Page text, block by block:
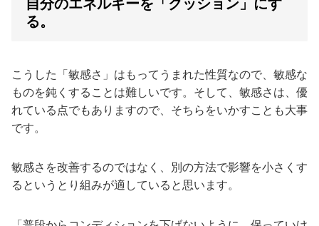
自分のエネルギーを「クッション」にす
る。
こうした「敏感さ」はもってうまれた性質なので、敏感な
ものを鈍くすることは難しいです。そして、敏感さは、優
れている点でもありますので、そちらをいかすことも大事
です。
敏感さを改善するのではなく、別の方法で影響を小さくす
るというとり組みが適していると思います。